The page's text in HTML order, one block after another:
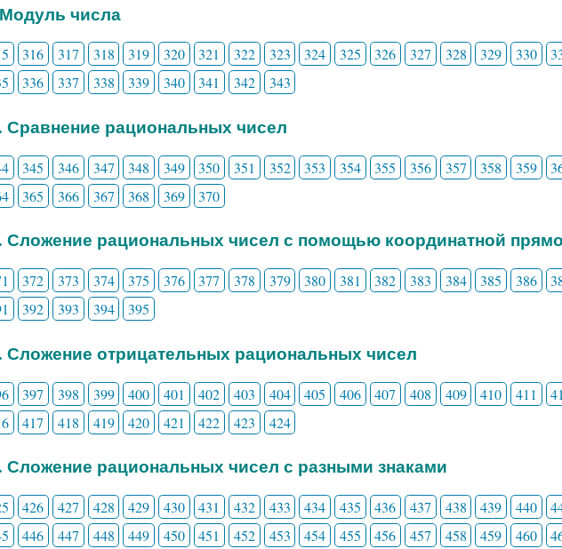
числа
316 317 318 319 320 321 322 323 324 325 326 327 328 329 330
336 337 338 339 340 341 342 343
Сравнение рациональных чисел
345 346 347 348 349 350 351 352 353 354 355 356 357 358 359
365 366 367 368 369 370
Сложение рациональных чисел с помощью координатной
372 373 374 375 376 377 378 379 380 381 382 383 384 385 386
392 393 394 395
Сложение отрицательных рациональных чисел
397 398 399 400 401 402 403 404 405 406 407 408 409 410 411
417 418 419 420 421 422 423 424
Сложение рациональных чисел с разными знаками
426 427 428 429 430 431 432 433 434 435 436 437 438 439 440
446 447 448 449 450 451 452 453 454 455 456 457 458 459 460